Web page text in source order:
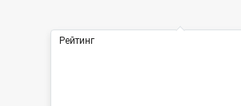
Рейтинг